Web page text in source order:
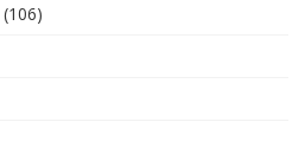
(106)